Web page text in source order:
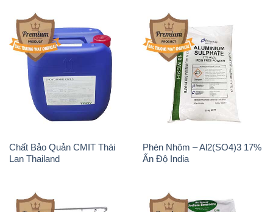
Chất Bảo Quản CMIT Thái
Lan Thailand
Phèn Nhôm – Al2(SO4)3 17%
Ấn Độ India